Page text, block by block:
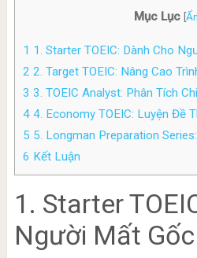
Mục Lục [
1 1. Starter TOEIC: Dành Cho
2 2. Target TOEIC: Nâng Cao
3 3. TOEIC Analyst: Phân Tích
44. Economy TOEIC: Luyện Đề
5 5. Longman Preparation
6 Kết Luận
1. Starter
Người Mất Gốc